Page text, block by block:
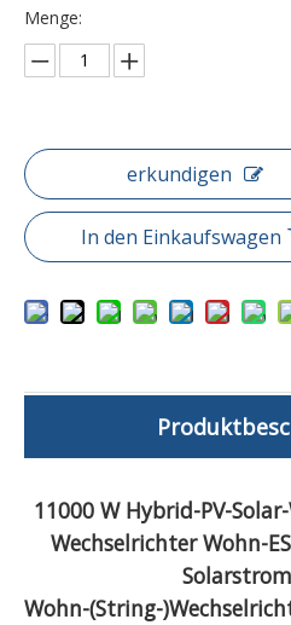
Menge:
erkundigen
In den Einkaufswagen
11000 W Hybrid-PV-
Wechselrichter Wohn-
Wohn-(String-